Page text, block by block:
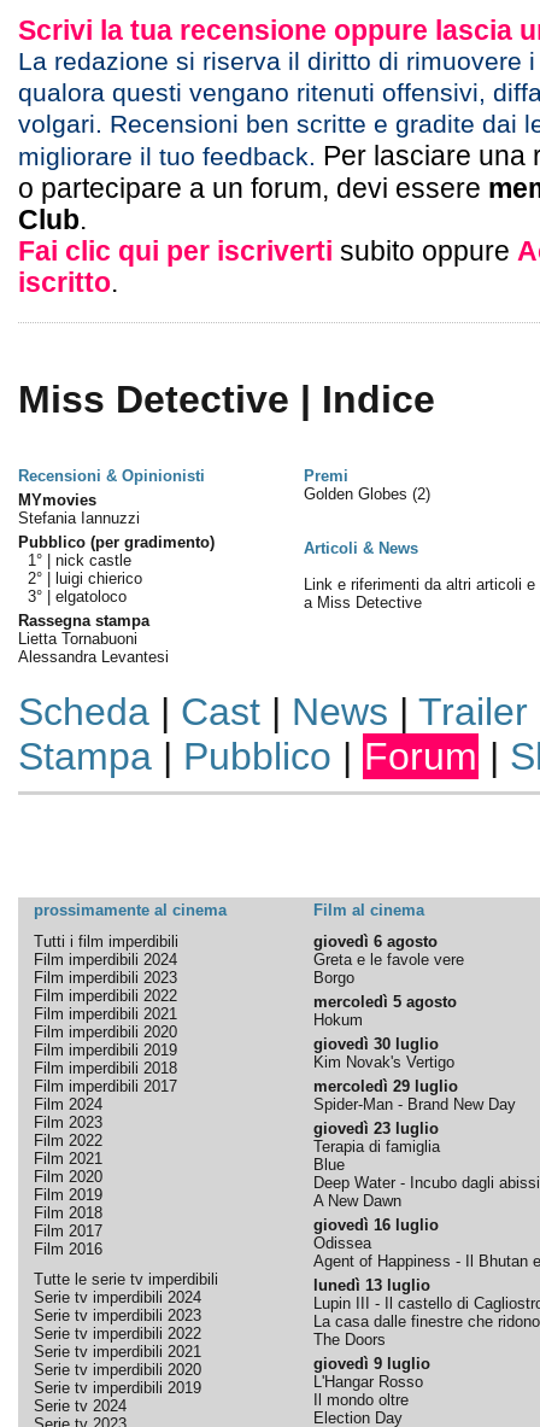
Scrivi la tua recensione oppure lascia
La redazione si riserva il diritto di rimuovere
qualora questi vengano ritenuti offensivi,
volgari. Recensioni ben scritte e gradite dai
migliorare il tuo feedback. Per lasciare una
o partecipare a un forum, devi essere
Club.
Fai clic qui per iscriverti subito oppure
iscritto.
Miss Detective | Indice
Recensioni & Opinionisti
Premi
MYmovies
Stefania Iannuzzi
Pubblico (per gradimento)
1° | nick castle
2° |
luigi chierico
3° | elgatoloco
Rassegna stampa
Lietta Tornabuoni
Alessandra Levantesi
Golden Globes (2)
Articoli & News
Link e riferimenti da altri articoli e
a Miss Detective
Scheda| Cast| News | Trailer
Stampa| Pubblico | Forum |
prossimamente al cinema
Film al cinema
Tutti i film imperdibili
Film imperdibili 2024
Film imperdibili 2023
Film imperdibili 2022
Film imperdibili 2021
Film imperdibili 2020
Film imperdibili 2019
Film imperdibili 2018
Film imperdibili 2017
Film 2024
Film 2023
Film 2022
Film 2021
Film 2020
Film 2019
Film 2018
Film 2017
Film 2016
Tutte le serie tv imperdibili
Serie tv imperdibili 2024
Serie tv imperdibili 2023
Serie tv imperdibili 2022
Serie tv imperdibili 2021
Serie tv imperdibili 2020
Serie tv imperdibili 2019
Serie tv 2024
giovedì 6 agosto
Greta e le favole vere
Borgo
mercoledì 5 agosto
Hokum
giovedì 30 luglio
Kim Novak's Vertigo
mercoledì 29 luglio
Spider-Man - Brand New Day
giovedì 23 luglio
Terapia di famiglia
Blue
Deep Water - Incubo dagli abissi
A New Dawn
giovedì 16 luglio
Odissea
Agent of Happiness - Il Bhutan
lunedì 13 luglio
Lupin III - Il castello di
La casa dalle finestre che ridono
The Doors
giovedì 9 luglio
L'Hangar Rosso
Il mondo oltre
Election Day